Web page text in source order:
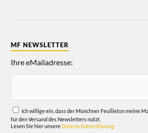
MF NEWSLETTER
Ihre eMailadresse:
Ich willige ein, dass der Münchner Feuilleton meine
für den Versand des Newsletters nutzt.
Lesen Sie hier unsere Datenschutzerklärung